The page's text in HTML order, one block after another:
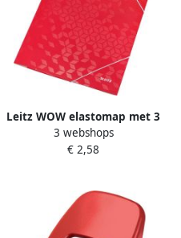
Leitz WOW elastomap met 3
kleppen uit karton A4 rood
3 webshops
€ 2,58